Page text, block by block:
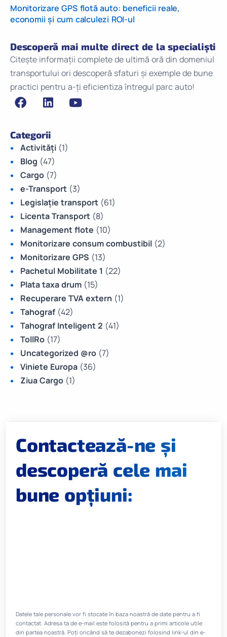
Monitorizare GPS flotă auto: beneficii reale,
economii și cum calculezi ROI-ul
Descoperă mai multe direct de la specialiști
Citește informații complete de ultimă oră din domeniul
transportului ori descoperă sfaturi și exemple de bune
practici pentru a-ți eficientiza întregul parc auto!
Categorii
Activități (1)
Blog (47)
Cargo (7)
e-Transport (3)
Legislație transport (61)
Licenta Transport (8)
Management flote (10)
Monitorizare consum combustibil (2)
Monitorizare GPS (13)
Pachetul Mobilitate 1 (22)
Plata taxa drum (15)
Recuperare TVA extern (1)
Tahograf (42)
Tahograf Inteligent 2 (41)
TollRo (17)
Uncategorized @ro (7)
Viniete Europa (36)
Ziua Cargo (1)
Contactează-ne și
descoperă cele mai
bune opțiuni:
Datele tale personale vor fi stocate în baza noastră de date pentru a fi
contactat. Adresa ta de e-mail este folosită pentru a primi articole utile
din partea noastră. Poți oricând să te dezabonezi folosind link-ul din e-